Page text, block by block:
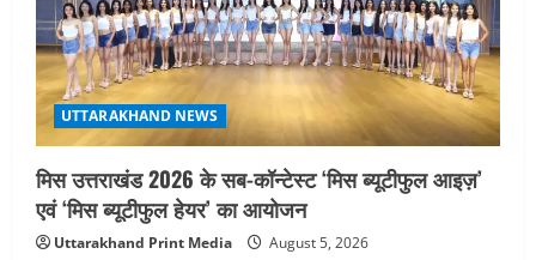
UTTARAKHAND NEWS
मिस उत्तराखंड 2026 के सब-कॉन्टेस्ट ‘मिस ब्यूटीफुल आइज़’
एवं ‘मिस ब्यूटीफुल हेयर’ का आयोजन
Uttarakhand Print Media August 5, 2026